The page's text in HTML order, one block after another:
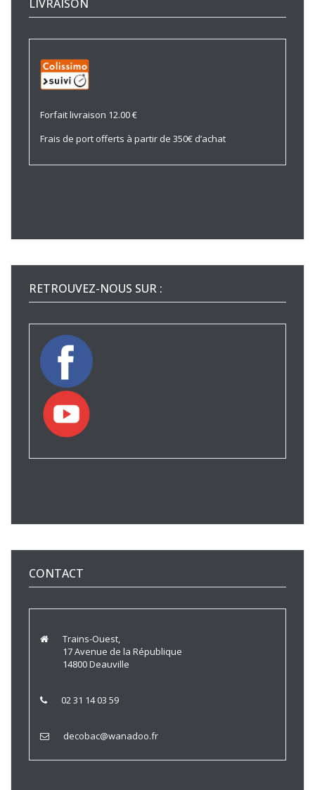
LIVRAISON
Forfait livraison 12.00 €
Frais de port offerts à partir de 350€ d’achat
RETROUVEZ-NOUS SUR :
CONTACT
Trains-Ouest,
17 Avenue de la République
14800 Deauville
02 31 14 03 59
decobac@wanadoo.fr